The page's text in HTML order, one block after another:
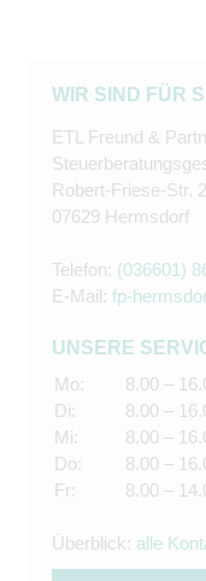
WIR SIND FÜR
ETL Freund &
Robert-Friese-Str. 2
07629 Hermsdorf
Telefon: (036601)
E-Mail: fp-
UNSERE
Mo:
Di:
Mi:
Do:
Fr:
8.00 –
8.00 –
8.00 –
8.00 –
8.00 –
Überblick: alle